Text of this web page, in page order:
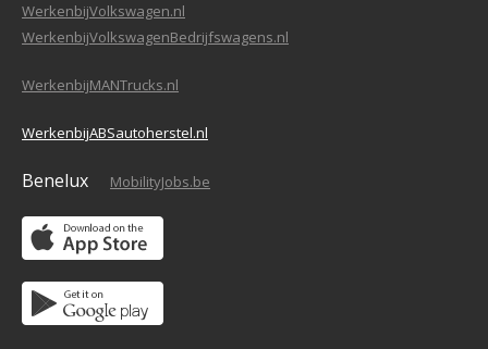
WerkenbijVolkswagen.nl
WerkenbijVolkswagenBedrijfswagens.nl
WerkenbijMANTrucks.nl
WerkenbijABSautoherstel.nl
Benelux MobilityJobs.be